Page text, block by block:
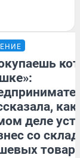
как
деле
со